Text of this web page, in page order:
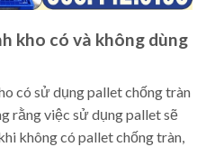
kho có và không dùng
có sử dụng pallet chống tràn
rằng việc sử dụng pallet sẽ
không có pallet chống tràn,